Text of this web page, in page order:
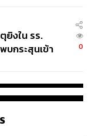
ยิงใน รร.
บกระสุนเข้า
0